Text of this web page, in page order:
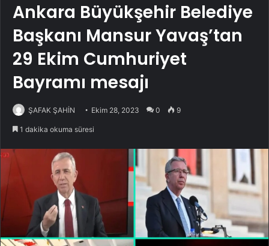
Ankara Büyükşehir Belediye
Başkanı Mansur Yavaş’tan
29 Ekim Cumhuriyet
Bayramı mesajı
ŞAFAK ŞAHİN Ekim 28, 2023 0 9
1 dakika okuma süresi